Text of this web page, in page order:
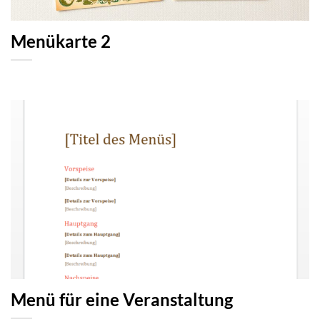
Menükarte 2
Menü für eine Veranstaltung